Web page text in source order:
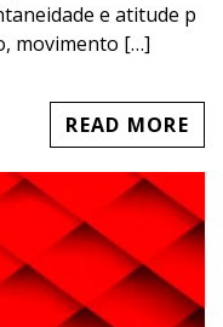
e atitude p
movimento […]
READ MORE